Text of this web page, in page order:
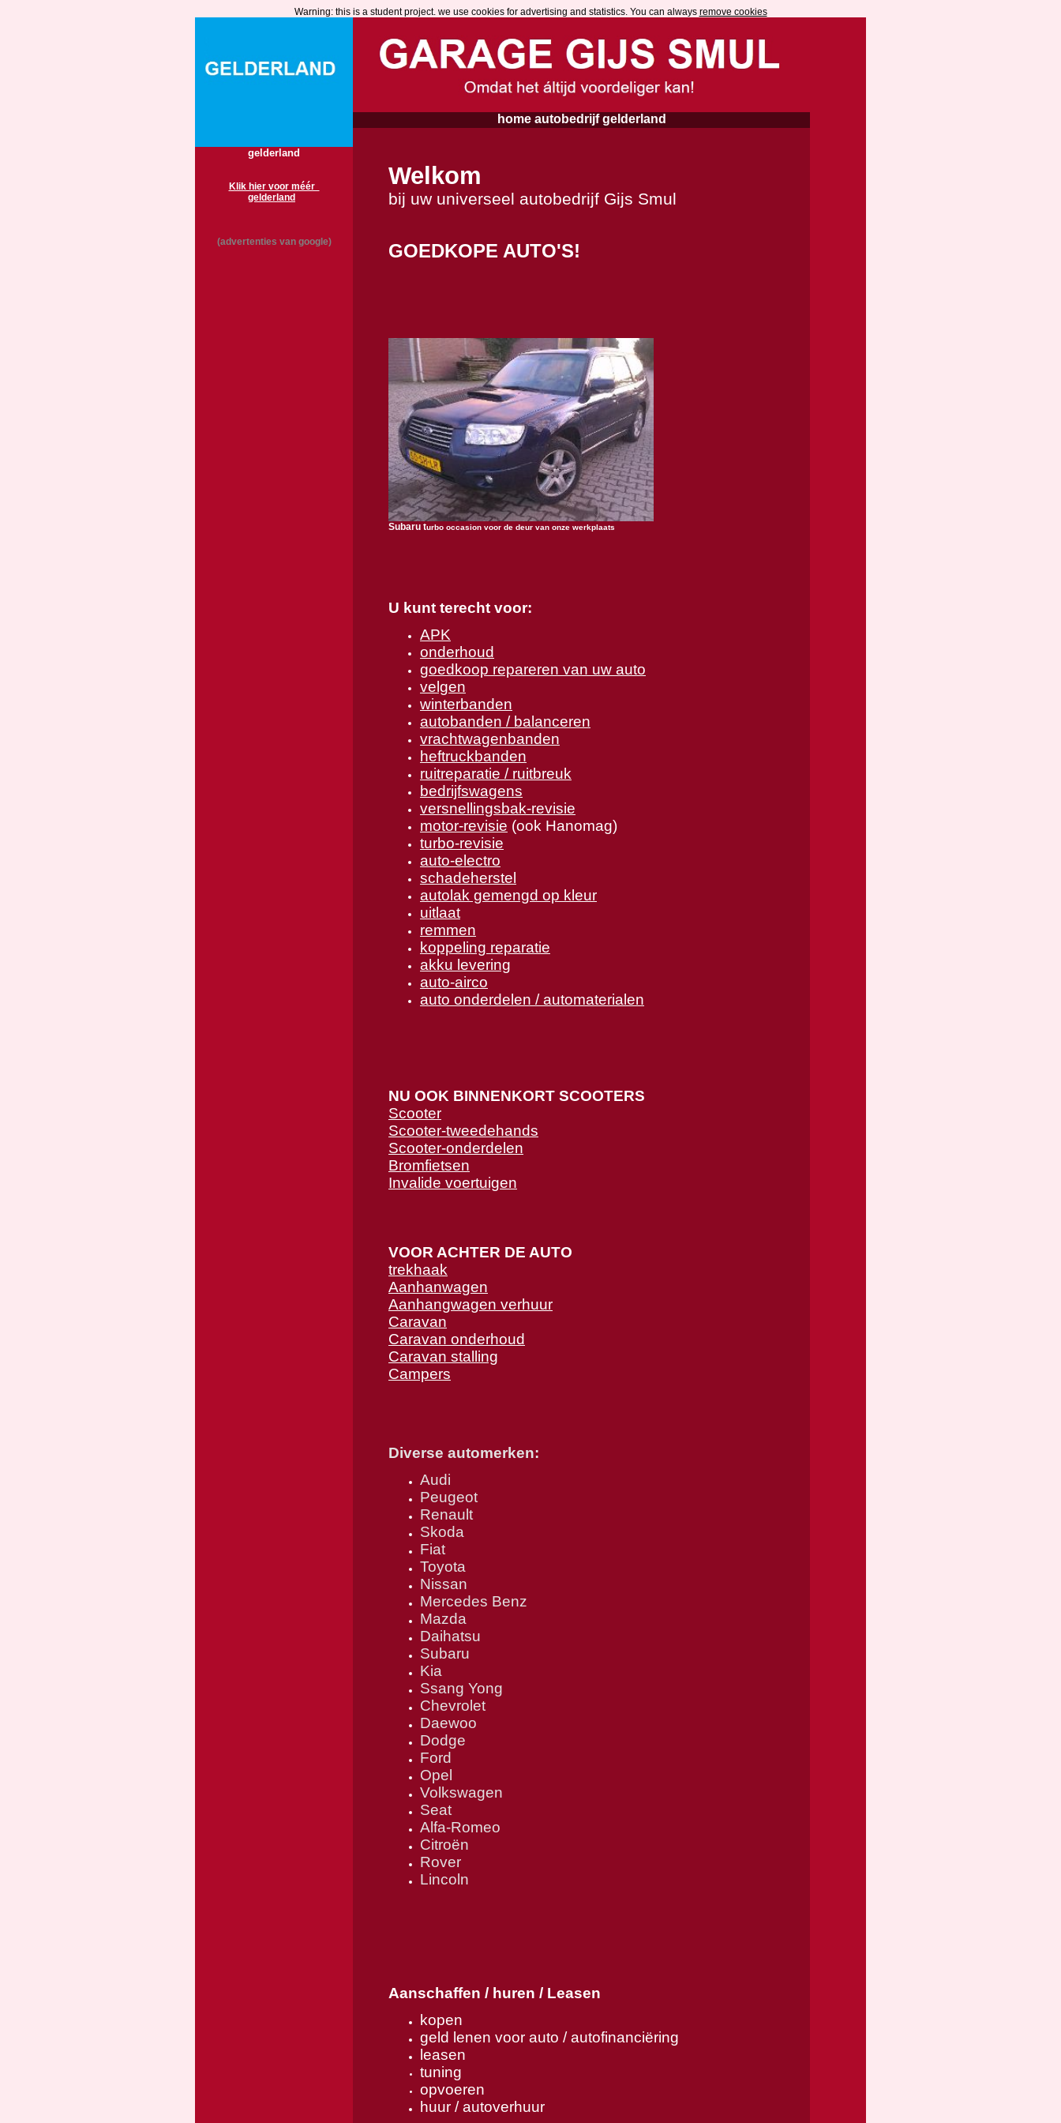
Warning: this is a student project. we use cookies for advertising and statistics. You can always remove cookies
gelderland
Klik hier voor méér
gelderland
(advertenties van google)
home autobedrijf gelderland
Welkom
bij uw universeel autobedrijf Gijs Smul
GOEDKOPE AUTO'S!
Subaru turbo occasion voor de deur van onze werkplaats
U kunt terecht voor:
APK
onderhoud
goedkoop repareren van uw auto
velgen
winterbanden
autobanden / balanceren
vrachtwagenbanden
heftruckbanden
ruitreparatie / ruitbreuk
bedrijfswagens
versnellingsbak-revisie
motor-revisie (ook Hanomag)
turbo-revisie
auto-electro
schadeherstel
autolak gemengd op kleur
uitlaat
remmen
koppeling reparatie
akku levering
auto-airco
auto onderdelen / automaterialen
NU OOK BINNENKORT SCOOTERS
Scooter
Scooter-tweedehands
Scooter-onderdelen
Bromfietsen
Invalide voertuigen
VOOR ACHTER DE AUTO
trekhaak
Aanhanwagen
Aanhangwagen verhuur
Caravan
Caravan onderhoud
Caravan stalling
Campers
Diverse automerken:
Audi
Peugeot
Renault
Skoda
Fiat
Toyota
Nissan
Mercedes Benz
Mazda
Daihatsu
Subaru
Kia
Ssang Yong
Chevrolet
Daewoo
Dodge
Ford
Opel
Volkswagen
Seat
Alfa-Romeo
Citroën
Rover
Lincoln
Aanschaffen / huren / Leasen
kopen
geld lenen voor auto / autofinanciëring
leasen
tuning
opvoeren
huur / autoverhuur